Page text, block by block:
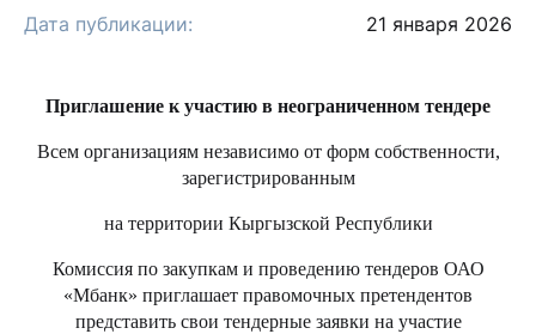
Дата публикации:
21 января 2026
Приглашение к участию в неограниченном тендере
Всем организациям независимо от форм собственности,
зарегистрированным
на территории Кыргызской Республики
Комиссия по закупкам и проведению тендеров ОАО
«Мбанк» приглашает правомочных претендентов
представить свои тендерные заявки на участие